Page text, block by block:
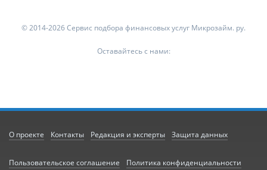
© 2014-2026 Сервис подбора финансовых услуг Микрозайм. ру.
Оставайтесь с нами:
О проекте Контакты Редакция и эксперты Защита данных
Пользовательское соглашение Политика конфиденциальности